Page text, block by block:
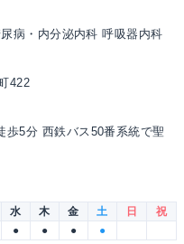
病・内分泌内科 呼吸器内科
422
歩5分 西鉄バス50番系統で聖
水 木 金 土 日
祝
● ● ● ●